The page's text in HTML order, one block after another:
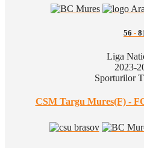
56 -
Liga
2023-
Sporturilor
CSM Targu Mures(F) -